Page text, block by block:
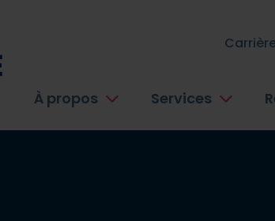
d’accueil
À propos Services